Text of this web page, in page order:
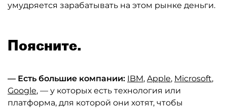
умудряется зарабатывать на этом рынке деньги.
Поясните.
— Есть большие компании: IBM, Apple, Microsoft,
Google, — у которых есть технология или
платформа, для которой они хотят, чтобы